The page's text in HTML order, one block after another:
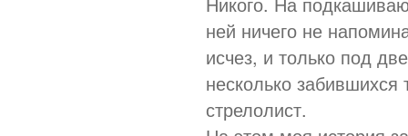
ней ничего не
исчез, и только под
несколько
стрелолист.